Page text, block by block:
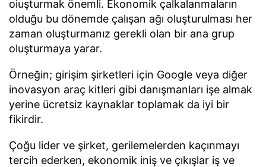
oiuşturmak önemli. Ekonomik çalkalanmaların
olduğu bu dönemde çalışan ağı oluşturulması her
zaman oluşturmanız gerekli olan bir ana grup
oluşturmaya yarar.
Örneğin; girişim şirketleri için Google veya diğer
inovasyon araç kitleri gibi danışmanları işe almak
yerine ücretsiz kaynaklar toplamak da iyi bir
fikirdir.
Çoğu lider ve şirket, gerilemelerden kaçınmayı
tercih ederken, ekonomik iniş ve çıkışlar iş ve